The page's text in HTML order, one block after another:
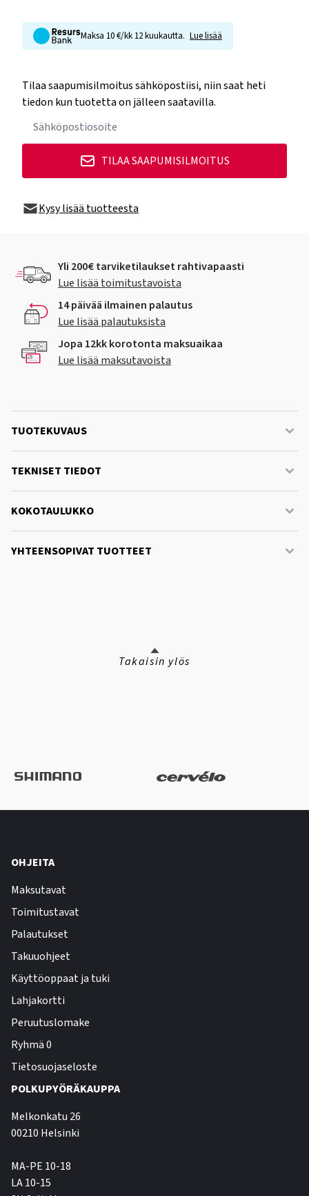
Maksa 10 €/kk 12 kuukautta. Lue lisää
Tilaa saapumisilmoitus sähköpostiisi, niin saat heti
tiedon kun tuotetta on jälleen saatavilla.
TILAA SAAPUMISILMOITUS
Kysy lisää tuotteesta
Yli 200€ tarviketilaukset rahtivapaasti
Lue lisää toimitustavoista
14 päivää ilmainen palautus
Lue lisää palautuksista
Jopa 12kk korotonta maksuaikaa
Lue lisää maksutavoista
TUOTEKUVAUS
TEKNISET TIEDOT
KOKOTAULUKKO
YHTEENSOPIVAT TUOTTEET
Takaisin ylös
OHJEITA
Maksutavat
Toimitustavat
Palautukset
Takuuohjeet
Käyttöoppaat ja tuki
Lahjakortti
Peruutuslomake
Ryhmä 0
Tietosuojaseloste
POLKUPYÖRÄKAUPPA
Melkonkatu 26
00210 Helsinki
MA-PE 10-18
LA 10-15